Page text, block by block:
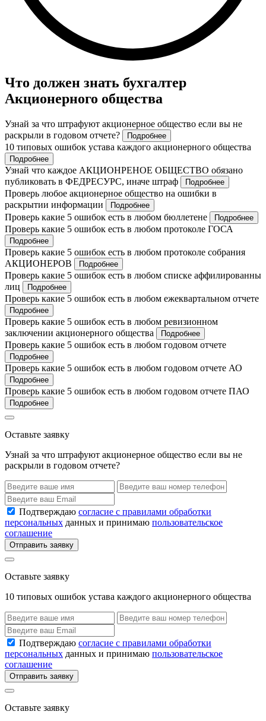
Что должен знать бухгалтер
Акционерного общества
Узнай за что штрафуют акционерное общество если вы не
раскрыли в годовом отчете?
Подробнее
10 типовых ошибок устава каждого акционерного общества
Подробнее
Узнай что каждое АКЦИОНРЕНОЕ ОБЩЕСТВО обязано
публиковать в ФЕДРЕСУРС, иначе штраф
Подробнее
Проверь любое акционерное общество на ошибки в
раскрытии информации
Подробнее
Проверь какие 5 ошибок есть в любом бюллетене Подробнее
Проверь какие 5 ошибок есть в любом протоколе ГОСА
Подробнее
Проверь какие 5 ошибок есть в любом протоколе собрания
АКЦИОНЕРОВ
Подробнее
Проверь какие 5 ошибок есть в любом списке аффилированны
лиц
Подробнее
Проверь какие 5 ошибок есть в любом ежеквартальном отчете
Подробнее
Проверь какие 5 ошибок есть в любом ревизионном
заключении акционерного общества
Подробнее
Проверь какие 5 ошибок есть в любом годовом отчете
Подробнее
Проверь какие 5 ошибок есть в любом годовом отчете АО
Подробнее
Проверь какие 5 ошибок есть в любом годовом отчете ПАО
Подробнее
Оставьте заявку
Узнай за что штрафуют акционерное общество если вы не
раскрыли в годовом отчете?
Подтверждаю согласие с правилами обработки
персональных данных и принимаю пользовательское
соглашение
Отправить заявку
Оставьте заявку
10 типовых ошибок устава каждого акционерного общества
Подтверждаю согласие с правилами обработки
персональных данных и принимаю пользовательское
соглашение
Отправить заявку
Оставьте заявку